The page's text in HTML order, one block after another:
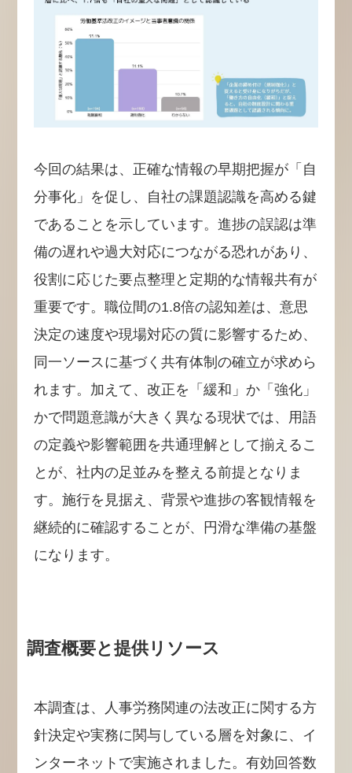
今回の結果は、正確な情報の早期把握が「自
分事化」を促し、自社の課題認識を高める鍵
であることを示しています。進捗の誤認は準
備の遅れや過大対応につながる恐れがあり、
役割に応じた要点整理と定期的な情報共有が
重要です。職位間の1.8倍の認知差は、意思
決定の速度や現場対応の質に影響するため、
同一ソースに基づく共有体制の確立が求めら
れます。加えて、改正を「緩和」か「強化」
かで問題意識が大きく異なる現状では、用語
の定義や影響範囲を共通理解として揃えるこ
とが、社内の足並みを整える前提となりま
す。施行を見据え、背景や進捗の客観情報を
継続的に確認することが、円滑な準備の基盤
になります。
調査概要と提供リソース
本調査は、人事労務関連の法改正に関する方
針決定や実務に関与している層を対象に、イ
ンターネットで実施されました。有効回答数